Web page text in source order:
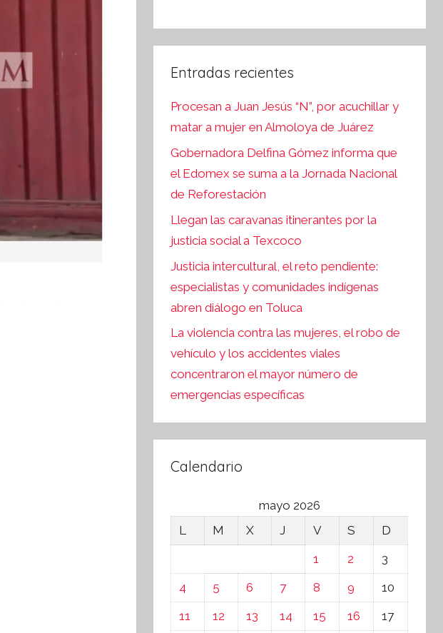
Entradas recientes
Procesan a Juan Jesús “N”, por acuchillar y
matar a mujer en Almoloya de Juárez
Gobernadora Delfina Gómez informa que
el Edomex se suma a la Jornada Nacional
de Reforestación
Llegan las caravanas itinerantes por la
justicia social a Texcoco
Justicia intercultural, el reto pendiente:
especialistas y comunidades indígenas
abren diálogo en Toluca
La violencia contra las mujeres, el robo de
vehículo y los accidentes viales
concentraron el mayor número de
emergencias específicas
Calendario
mayo 2026
L
M X J V S
D
1
2
3
4
5 6 7 8 9
10
11
12 13 14 15 16
17